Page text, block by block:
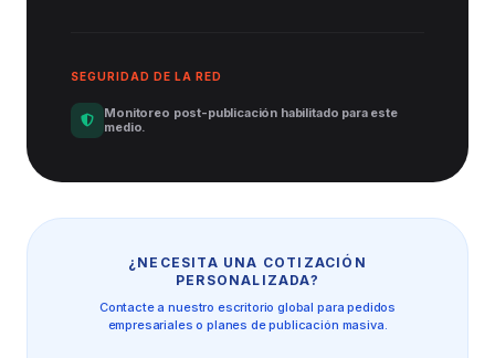
SEGURIDAD DE LA RED
Monitoreo post-publicación habilitado para este
medio.
¿NECESITA UNA COTIZACIÓN
PERSONALIZADA?
Contacte a nuestro escritorio global para pedidos
empresariales o planes de publicación masiva.